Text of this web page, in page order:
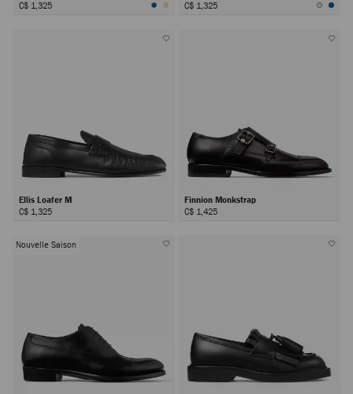
C$ 1,325
C$ 1,325
Ellis Loafer M
C$ 1,325
Finnion Monkstrap
C$ 1,425
Nouvelle Saison